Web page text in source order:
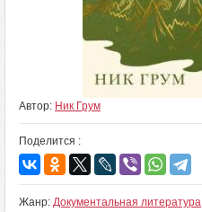
Автор: Ник Грум
Поделится :
Жанр: Документальная литература